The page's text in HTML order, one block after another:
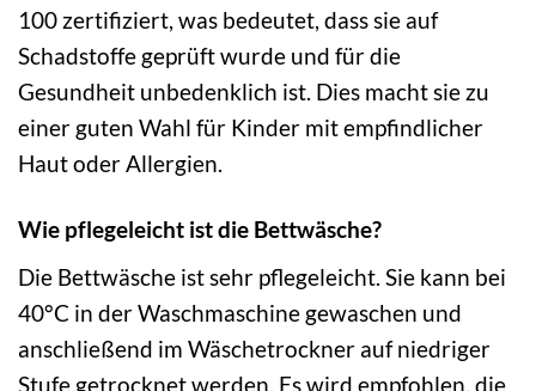
100 zertifiziert, was bedeutet, dass sie auf
Schadstoffe geprüft wurde und für die
Gesundheit unbedenklich ist. Dies macht sie zu
einer guten Wahl für Kinder mit empfindlicher
Haut oder Allergien.
Wie pflegeleicht ist die Bettwäsche?
Die Bettwäsche ist sehr pflegeleicht. Sie kann bei
40°C in der Waschmaschine gewaschen und
anschließend im Wäschetrockner auf niedriger
Stufe getrocknet werden. Es wird empfohlen, die